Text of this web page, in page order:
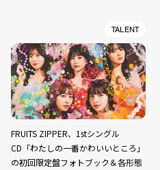
TALENT
FRUITS ZIPPER、1stシングル
CD「わたしの一番かわいいところ」
の初回限定盤フォトブック＆各形態